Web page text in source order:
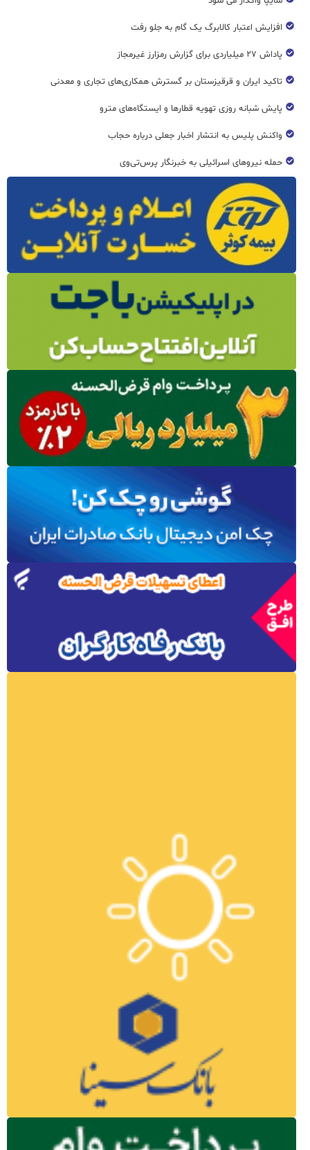
افزایش اعتبار کالابرگ یک گام به جلو رفت
پاداش ۲۷ میلیاردی برای گزارش رمزارز غیرمجاز
تاکید ایران و قرقیزستان بر گسترش همکاری‌های تجاری و معدنی
پایش شبانه روزی تهویه قطار‌ها و ایستگاه‌های مترو
واکنش پلیس به انتشار اخبار جعلی درباره حجاب
حمله نیروهای اسرائیلی به خبرنگار پرس‌تی‌وی